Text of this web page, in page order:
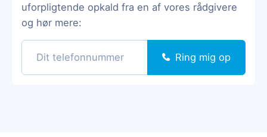
uforpligtende opkald fra en af vores rådgivere
og hør mere:
Ring mig op